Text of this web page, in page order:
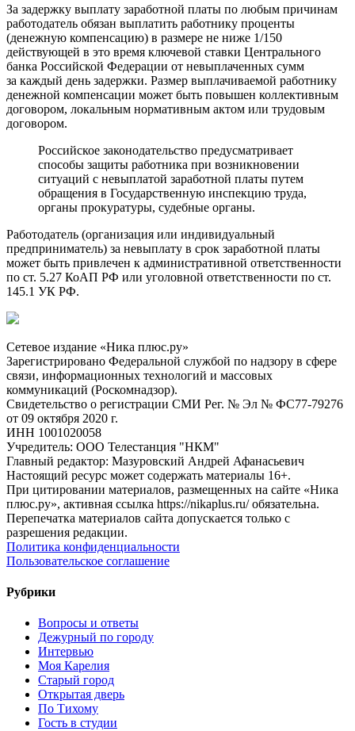
За задержку выплату заработной платы по любым причинам
работодатель обязан выплатить работнику проценты
(денежную компенсацию) в размере не ниже 1/150
действующей в это время ключевой ставки Центрального
банка Российской Федерации от невыплаченных сумм
за каждый день задержки. Размер выплачиваемой работнику
денежной компенсации может быть повышен коллективным
договором, локальным нормативным актом или трудовым
договором.
Российское законодательство предусматривает
способы защиты работника при возникновении
ситуаций с невыплатой заработной платы путем
обращения в Государственную инспекцию труда,
органы прокуратуры, судебные органы.
Работодатель (организация или индивидуальный
предприниматель) за невыплату в срок заработной платы
может быть привлечен к административной ответственности
по ст. 5.27 КоАП РФ или уголовной ответственности по ст.
145.1 УК РФ.
Сетевое издание «Ника плюс.ру»
Зарегистрировано Федеральной службой по надзору в сфере
связи, информационных технологий и массовых
коммуникаций (Роскомнадзор).
Свидетельство о регистрации СМИ Рег. № Эл № ФС77-79276
от 09 октября 2020 г.
ИНН 1001020058
Учредитель: ООО Телестанция "НКМ"
Главный редактор: Мазуровский Андрей Афанасьевич
Настоящий ресурс может содержать материалы 16+.
При цитировании материалов, размещенных на сайте «Ника
плюс.ру», активная ссылка https://nikaplus.ru/ обязательна.
Перепечатка материалов сайта допускается только с
разрешения редакции.
Политика конфиденциальности
Пользовательское соглашение
Рубрики
Вопросы и ответы
Дежурный по городу
Интервью
Моя Карелия
Старый город
Открытая дверь
По Тихому
Гость в студии